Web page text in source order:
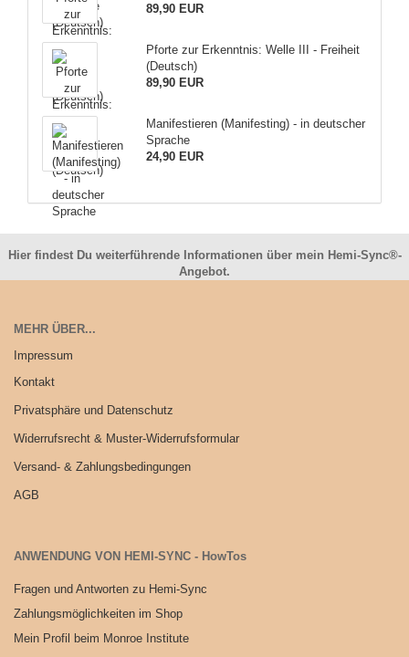
89,90 EUR
Pforte zur Erkenntnis: Welle III - Freiheit
(Deutsch)
89,90 EUR
Manifestieren (Manifesting) - in deutscher
Sprache
24,90 EUR
Hier findest Du weiterführende Informationen über mein Hemi-Sync®-
Angebot.
MEHR ÜBER...
Impressum
Kontakt
Privatsphäre und Datenschutz
Widerrufsrecht & Muster-Widerrufsformular
Versand- & Zahlungsbedingungen
AGB
ANWENDUNG VON HEMI-SYNC - HowTos
Fragen und Antworten zu Hemi-Sync
Zahlungsmöglichkeiten im Shop
Mein Profil beim Monroe Institute